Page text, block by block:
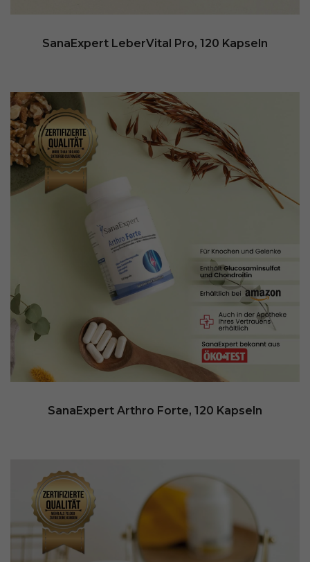
SanaExpert LeberVital Pro, 120 Kapseln
SanaExpert Arthro Forte, 120 Kapseln